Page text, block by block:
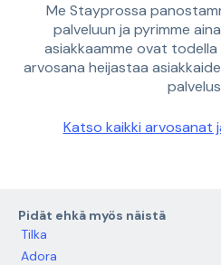
Me Stayprossa
palveluun ja pyrimme
asiakkaamme ovat
arvosana heijastaa
Katso kaikki
Pidät ehkä myös näistä
Tilka
Adora